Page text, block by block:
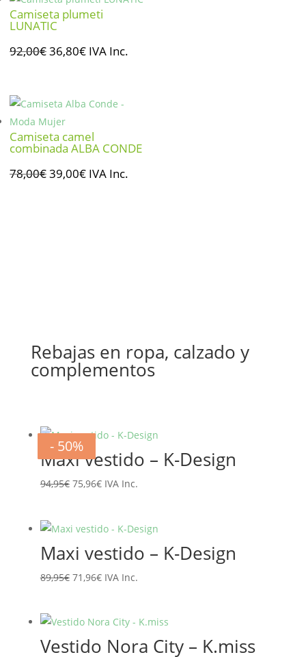
72,00€.57,60€.
Camiseta plumeti
LUNATIC
92,00€El
era:
92,00€.
36,80€El
es:
IVA Inc.
Camiseta camel
combinada ALBA CONDE
78,00€El
39,00€ElIVA Inc.
Rebajas en ropa, calzado y
complementos
- 20%
Maxi vestido – K-Design
94,95€ El
era:
94,95€.
75,96€El
es:
75,96€.
IVA Inc.
- 20%
Maxi vestido – K-Design
89,95€ El
era:
89,95€.
71,96€El
es:
71,96€.
IVA Inc.
- 20%
Vestido Nora City – K.miss
- 20%
- 20%
- 20%
- 50%
- 50%